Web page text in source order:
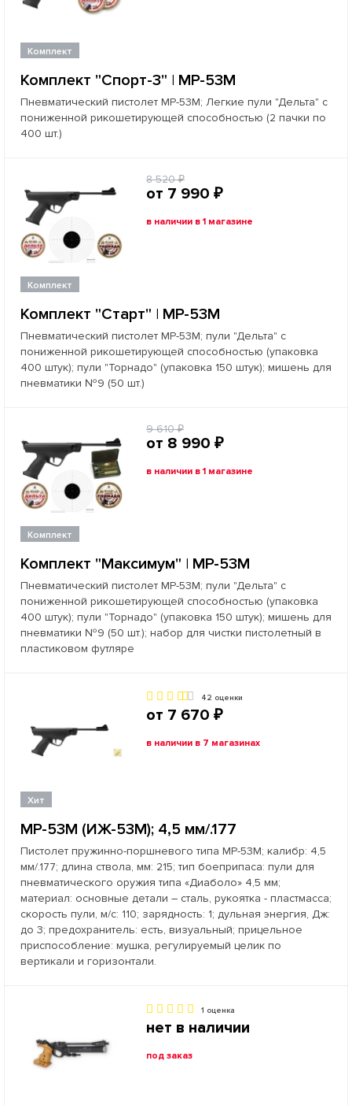
Комплект
Комплект "Спорт-3" | МР-53М
Пневматический пистолет МР-53М; Легкие пули "Дельта" с
пониженной рикошетирующей способностью (2 пачки по
400 шт.)
Комплект
Комплект "Старт" | МР-53М
Пневматический пистолет МР-53М; пули "Дельта" с
пониженной рикошетирующей способностью (упаковка
400 штук); пули "Торнадо" (упаковка 150 штук); мишень для
пневматики №9 (50 шт.)
8 520 ₽
от 7 990 ₽
в наличии в 1 магазине
Комплект
Комплект "Максимум" | МР-53М
Пневматический пистолет МР-53М; пули "Дельта" с
пониженной рикошетирующей способностью (упаковка
400 штук); пули "Торнадо" (упаковка 150 штук); мишень для
пневматики №9 (50 шт.); набор для чистки пистолетный в
пластиковом футляре
9 610 ₽
от 8 990 ₽
в наличии в 1 магазине
Хит
МР-53М (ИЖ-53М); 4,5 мм/.177
Пистолет пружинно-поршневого типа МР-53М; калибр: 4,5
мм/.177; длина ствола, мм: 215; тип боеприпаса: пули для
пневматического оружия типа «Диаболо» 4,5 мм;
материал: основные детали – сталь, рукоятка - пластмасса;
скорость пули, м/с: 110; зарядность: 1; дульная энергия, Дж:
до 3; предохранитель: есть, визуальный; прицельное
приспособление: мушка, регулируемый целик по
вертикали и горизонтали.
42 оценки
от 7 670 ₽
в наличии в 7 магазинах
1 оценка
нет в наличии
под заказ